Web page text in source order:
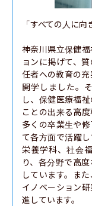
「すべての人に
神奈川県立保健
ョンに掲げて、
任者への教育の
開学しました。
し、保健医療福
ことの出来る高
多くの卒業生や
て各方面で活躍
栄養学科、社会
り、各分野で高
しています。ま
イノベーション
進しています。